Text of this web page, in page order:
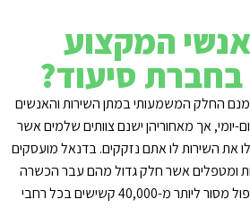
המקצוע
בחברת סיעוד?
החלק המשמעותי במתן השירות והאנשים
יומי, אך מאחוריהן ישנם צוותים שלמים אשר
את השירות לו אתם נזקקים. בדנאל מועסקים
28,000 מטפלות ומטפלים אשר חלק גדול מהם עבר הכשרה
מקצועית, והם מעניקים טיפול מסור ליותר מ-40,000 קשישים בכל רחבי